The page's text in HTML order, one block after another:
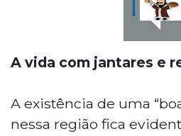
A vida com jantares e
A existência de uma
nessa região fica